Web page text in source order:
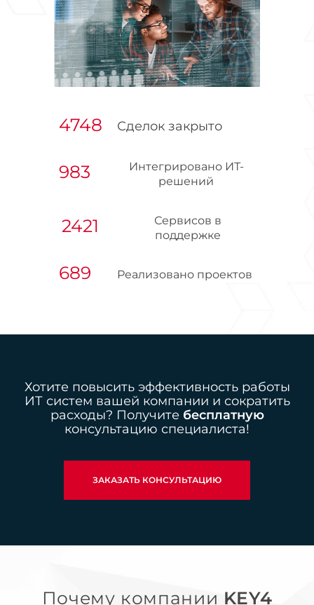
4748 Сделок закрыто
983
Интегрировано ИТ-
решений
2421
Сервисов в
поддержке
689 Реализовано проектов
Хотите повысить эффективность работы
ИТ систем вашей компании и сократить
расходы? Получите бесплатную
консультацию специалиста!
ЗАКАЗАТЬ КОНСУЛЬТАЦИЮ
Почему компании KEY4